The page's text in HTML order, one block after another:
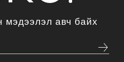
мэдээлэл авч байх